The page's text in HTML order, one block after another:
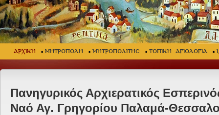
ΑΡΧΙΚΗ ΜΗΤΡΟΠΟΛΗ ΜΗΤΡΟΠΟΛΙΤΗΣ ΤΟΠΙΚΗ ΑΓΙΟΛΟΓΙΑ
Πανηγυρικός Αρχιερατικός
Ναό Αγ. Γρηγορίου Παλαμά-